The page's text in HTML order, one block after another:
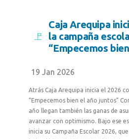
Caja Arequipa
la campaña
“Empecemos
19 Jan 2026
Atrás Caja Arequipa inicia el 2026
“Empecemos bien el año juntos”
año llegan también las ganas de
avanzar con optimismo. Bajo ese
inicia su Campaña Escolar 2026,